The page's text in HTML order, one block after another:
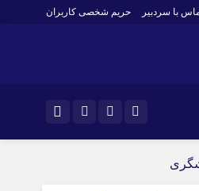
با سردبیر حریم شخصی کاربران
و تجارت و خدمات